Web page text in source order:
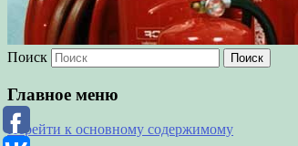
Поиск
Главное меню
Перейти к основному содержимому